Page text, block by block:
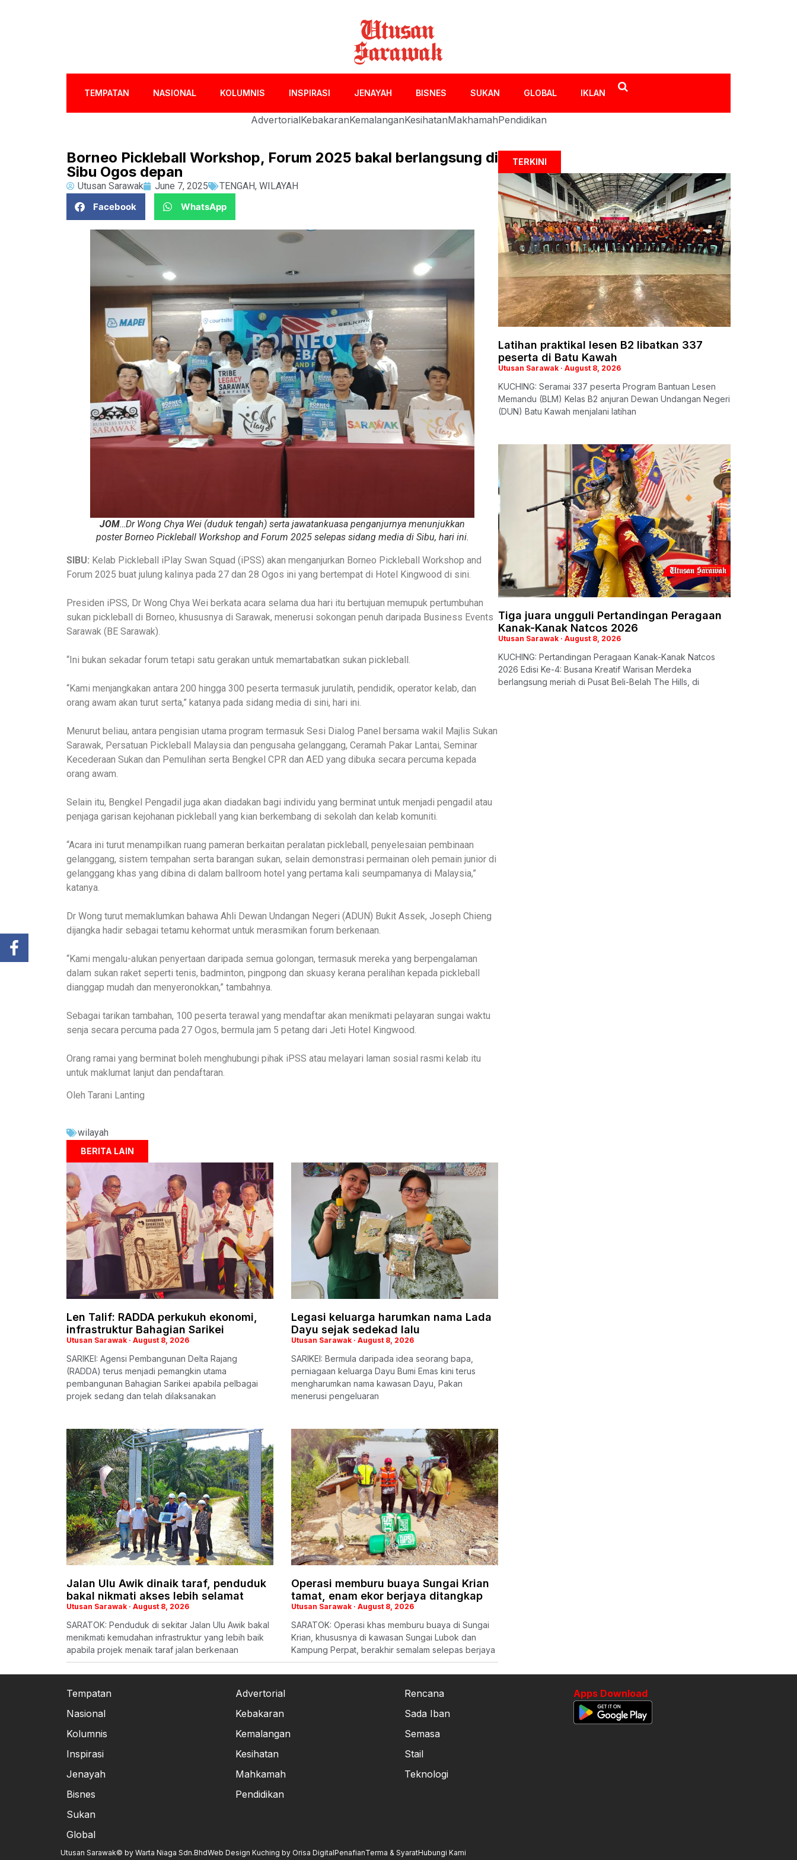
TEMPATAN NASIONAL KOLUMNIS INSPIRASI JENAYAH BISNES SUKAN GLOBAL IKLAN
AdvertorialKebakaranKemalanganKesihatanMakhamahPendidikan
Borneo Pickleball Workshop, Forum 2025 bakal berlangsung di
Sibu Ogos depan
Utusan Sarawak June 7, 2025 TENGAH, WILAYAH
Facebook
WhatsApp
JOM…Dr Wong Chya Wei (duduk tengah) serta jawatankuasa penganjurnya menunjukkan
poster Borneo Pickleball Workshop and Forum 2025 selepas sidang media di Sibu, hari ini.
SIBU: Kelab Pickleball iPlay Swan Squad (iPSS) akan menganjurkan Borneo Pickleball Workshop and
Forum 2025 buat julung kalinya pada 27 dan 28 Ogos ini yang bertempat di Hotel Kingwood di sini.
Presiden iPSS, Dr Wong Chya Wei berkata acara selama dua hari itu bertujuan memupuk pertumbuhan
sukan pickleball di Borneo, khususnya di Sarawak, menerusi sokongan penuh daripada Business Events
Sarawak (BE Sarawak).
“Ini bukan sekadar forum tetapi satu gerakan untuk memartabatkan sukan pickleball.
“Kami menjangkakan antara 200 hingga 300 peserta termasuk jurulatih, pendidik, operator kelab, dan
orang awam akan turut serta,” katanya pada sidang media di sini, hari ini.
Menurut beliau, antara pengisian utama program termasuk Sesi Dialog Panel bersama wakil Majlis Sukan
Sarawak, Persatuan Pickleball Malaysia dan pengusaha gelanggang, Ceramah Pakar Lantai, Seminar
Kecederaan Sukan dan Pemulihan serta Bengkel CPR dan AED yang dibuka secara percuma kepada
orang awam.
Selain itu, Bengkel Pengadil juga akan diadakan bagi individu yang berminat untuk menjadi pengadil atau
penjaga garisan kejohanan pickleball yang kian berkembang di sekolah dan kelab komuniti.
“Acara ini turut menampilkan ruang pameran berkaitan peralatan pickleball, penyelesaian pembinaan
gelanggang, sistem tempahan serta barangan sukan, selain demonstrasi permainan oleh pemain junior di
gelanggang khas yang dibina di dalam ballroom hotel yang pertama kali seumpamanya di Malaysia,”
katanya.
Dr Wong turut memaklumkan bahawa Ahli Dewan Undangan Negeri (ADUN) Bukit Assek, Joseph Chieng
dijangka hadir sebagai tetamu kehormat untuk merasmikan forum berkenaan.
“Kami mengalu-alukan penyertaan daripada semua golongan, termasuk mereka yang berpengalaman
dalam sukan raket seperti tenis, badminton, pingpong dan skuasy kerana peralihan kepada pickleball
dianggap mudah dan menyeronokkan,” tambahnya.
Sebagai tarikan tambahan, 100 peserta terawal yang mendaftar akan menikmati pelayaran sungai waktu
senja secara percuma pada 27 Ogos, bermula jam 5 petang dari Jeti Hotel Kingwood.
Orang ramai yang berminat boleh menghubungi pihak iPSS atau melayari laman sosial rasmi kelab itu
untuk maklumat lanjut dan pendaftaran.
Oleh Tarani Lanting
wilayah
BERITA LAIN
Len Talif: RADDA perkukuh ekonomi,
infrastruktur Bahagian Sarikei
Utusan Sarawak August 8, 2026
SARIKEI: Agensi Pembangunan Delta Rajang
(RADDA) terus menjadi pemangkin utama
pembangunan Bahagian Sarikei apabila pelbagai
projek sedang dan telah dilaksanakan
Legasi keluarga harumkan nama Lada
Dayu sejak sedekad lalu
Utusan Sarawak August 8, 2026
SARIKEI: Bermula daripada idea seorang bapa,
perniagaan keluarga Dayu Bumi Emas kini terus
mengharumkan nama kawasan Dayu, Pakan
menerusi pengeluaran
Jalan Ulu Awik dinaik taraf, penduduk
bakal nikmati akses lebih selamat
Utusan Sarawak August 8, 2026
SARATOK: Penduduk di sekitar Jalan Ulu Awik bakal
menikmati kemudahan infrastruktur yang lebih baik
apabila projek menaik taraf jalan berkenaan
Operasi memburu buaya Sungai Krian
tamat, enam ekor berjaya ditangkap
Utusan Sarawak August 8, 2026
SARATOK: Operasi khas memburu buaya di Sungai
Krian, khususnya di kawasan Sungai Lubok dan
Kampung Perpat, berakhir semalam selepas berjaya
TERKINI
Latihan praktikal lesen B2 libatkan 337
peserta di Batu Kawah
Utusan Sarawak August 8, 2026
KUCHING: Seramai 337 peserta Program Bantuan Lesen
Memandu (BLM) Kelas B2 anjuran Dewan Undangan Negeri
(DUN) Batu Kawah menjalani latihan
Tiga juara ungguli Pertandingan Peragaan
Kanak-Kanak Natcos 2026
Utusan Sarawak August 8, 2026
KUCHING: Pertandingan Peragaan Kanak-Kanak Natcos
2026 Edisi Ke-4: Busana Kreatif Warisan Merdeka
berlangsung meriah di Pusat Beli-Belah The Hills, di
Tempatan
Nasional
Kolumnis
Inspirasi
Jenayah
Bisnes
Sukan
Global
Advertorial
Kebakaran
Kemalangan
Kesihatan
Mahkamah
Pendidikan
Rencana
Sada Iban
Semasa
Stail
Teknologi
Apps Download
Utusan Sarawak© by Warta Niaga Sdn.BhdWeb Design Kuching by Orisa DigitalPenafianTerma & SyaratHubungi Kami